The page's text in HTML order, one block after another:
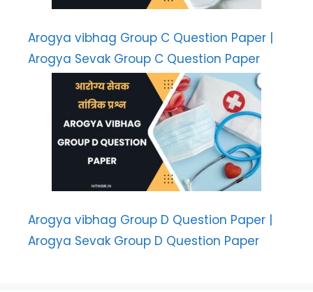
Arogya vibhag Group C Question Paper |
Arogya Sevak Group C Question Paper
Arogya vibhag Group D Question Paper |
Arogya Sevak Group D Question Paper